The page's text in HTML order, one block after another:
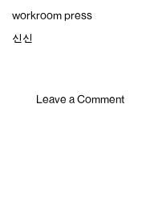
content
workroom press
신신
Leave a Comment